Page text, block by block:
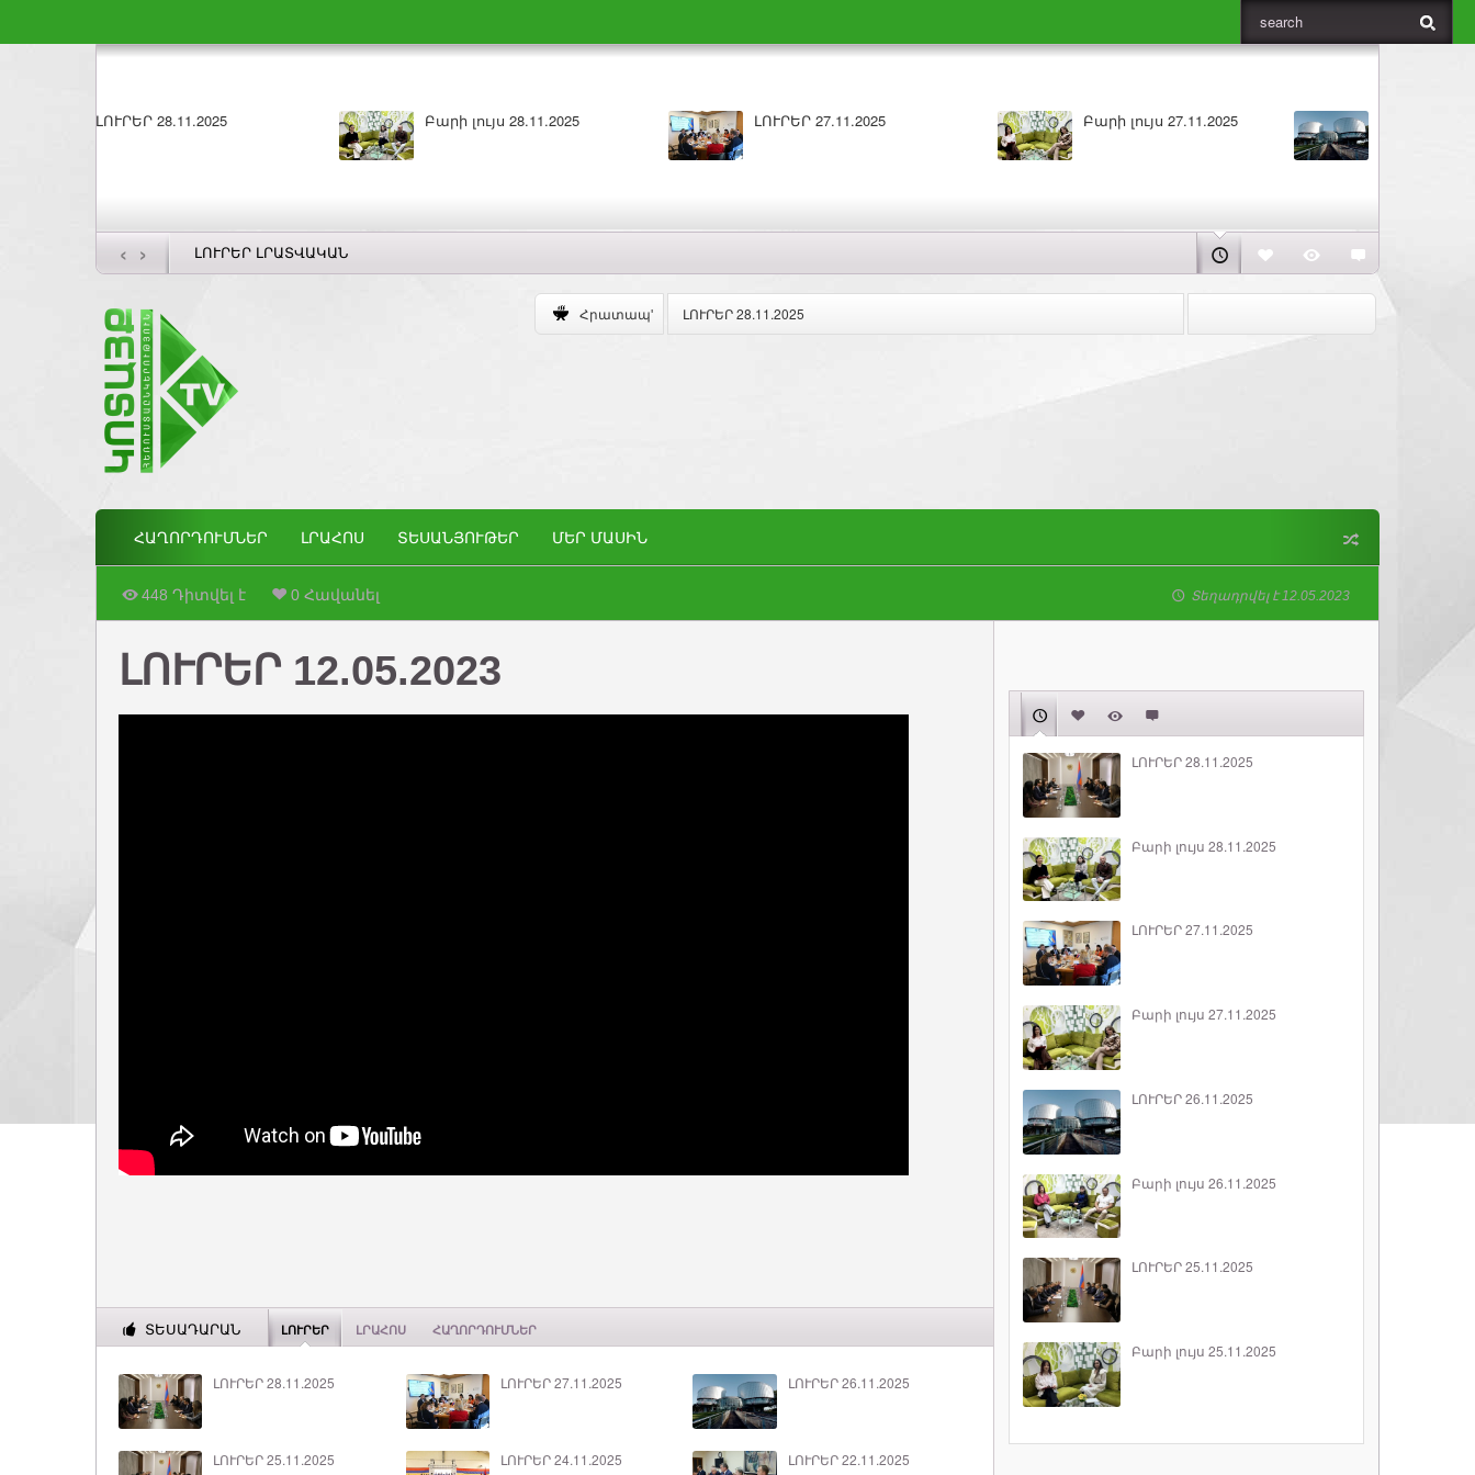
Բարի լույս 27.11.2025 ԼՈՒՐԵՐ 26.11.2025 Բարի լույս 26.11.2025 ԼՈՒՐԵՐ 25.11.2025 Բարի լույս
‹ › ԼՈՒՐԵՐ ԼՐԱՏՎԱԿԱՆ
Հրատապ' ԼՈՒՐԵՐ 28.11.2025
ՀԱՂՈՐԴՈՒՄՆԵՐ ԼՐԱՀՈՍ ՏԵՍԱՆՅՈՒԹԵՐ ՄԵՐ ՄԱՍԻՆ
448 Դիտվել է 0 Հավանել Տեղադրվել է 12.05.2023
ԼՈՒՐԵՐ 12.05.2023
ՏԵՍԱԴԱՐԱՆ ԼՈՒՐԵՐ ԼՐԱՀՈՍ ՀԱՂՈՐԴՈՒՄՆԵՐ
ԼՈՒՐԵՐ 28.11.2025 ԼՈՒՐԵՐ 27.11.2025 ԼՈՒՐԵՐ 26.11.2025
ԼՈՒՐԵՐ 25.11.2025 ԼՈՒՐԵՐ 24.11.2025 ԼՈՒՐԵՐ 22.11.2025
ԼՈՒՐԵՐ 28.11.2025
Բարի լույս 28.11.2025
ԼՈՒՐԵՐ 27.11.2025
Բարի լույս 27.11.2025
ԼՈՒՐԵՐ 26.11.2025
Բարի լույս 26.11.2025
ԼՈՒՐԵՐ 25.11.2025
Բարի լույս 25.11.2025